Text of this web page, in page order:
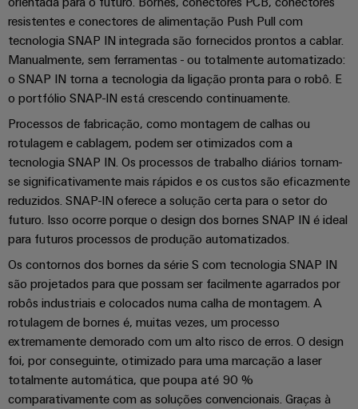
resistentes e conectores de alimentação Push Pull com
tecnologia SNAP IN integrada são fornecidos prontos a cablar.
Manualmente, sem ferramentas - ou totalmente automatizado:
o SNAP IN torna a tecnologia da ligação pronta para o robô. E
o portfólio SNAP-IN está crescendo continuamente.
Processos de fabricação, como montagem de calhas ou
rotulagem e cablagem, podem ser otimizados com a
tecnologia SNAP IN. Os processos de trabalho diários tornam-
se significativamente mais rápidos e os custos são eficazmente
reduzidos. SNAP-IN oferece a solução certa para o setor do
futuro. Isso ocorre porque o design dos bornes SNAP IN é ideal
para futuros processos de produção automatizados.
Os contornos dos bornes da série S com tecnologia SNAP IN
são projetados para que possam ser facilmente agarrados por
robôs industriais e colocados numa calha de montagem. A
rotulagem de bornes é, muitas vezes, um processo
extremamente demorado com um alto risco de erros. O design
foi, por conseguinte, otimizado para uma marcação a laser
totalmente automática, que poupa até 90 %
comparativamente com as soluções convencionais. Graças à